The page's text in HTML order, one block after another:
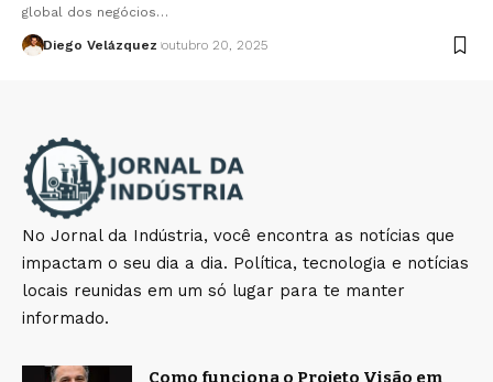
global dos negócios…
Diego Velázquez outubro 20, 2025
No Jornal da Indústria, você encontra as notícias que
impactam o seu dia a dia. Política, tecnologia e notícias
locais reunidas em um só lugar para te manter
informado.
Como funciona o Projeto Visão em